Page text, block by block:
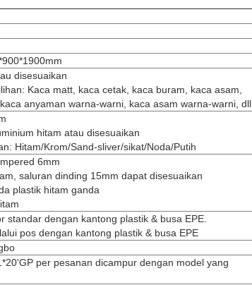
disesuaikan
Kaca matt, kaca cetak, kaca buram, kaca asam,
anyaman warna-warni, kaca asam warna-warni, dll.
hitam atau disesuaikan
Hitam/Krom/Sand-sliver/sikat/Noda/Putih
6mm
saluran dinding 15mm dapat disesuaikan
plastik hitam ganda
standar dengan kantong plastik & busa EPE.
pos dengan kantong plastik & busa EPE
per pesanan dicampur dengan model yang